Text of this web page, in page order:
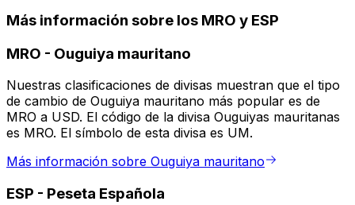
Más información sobre los MRO y ESP
MRO - Ouguiya mauritano
Nuestras clasificaciones de divisas muestran que el tipo
de cambio de Ouguiya mauritano más popular es de
MRO a USD. El código de la divisa Ouguiyas mauritanas
es MRO. El símbolo de esta divisa es UM.
Más información sobre Ouguiya mauritano
ESP - Peseta Española